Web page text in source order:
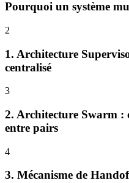
Pourquoi un système
2
1. Architecture
centralisé
3
2. Architecture Swarm
entre pairs
4
3. Mécanisme de